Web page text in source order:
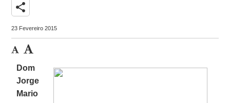
share
23 Fevereiro 2015
Dom
Jorge
Mario